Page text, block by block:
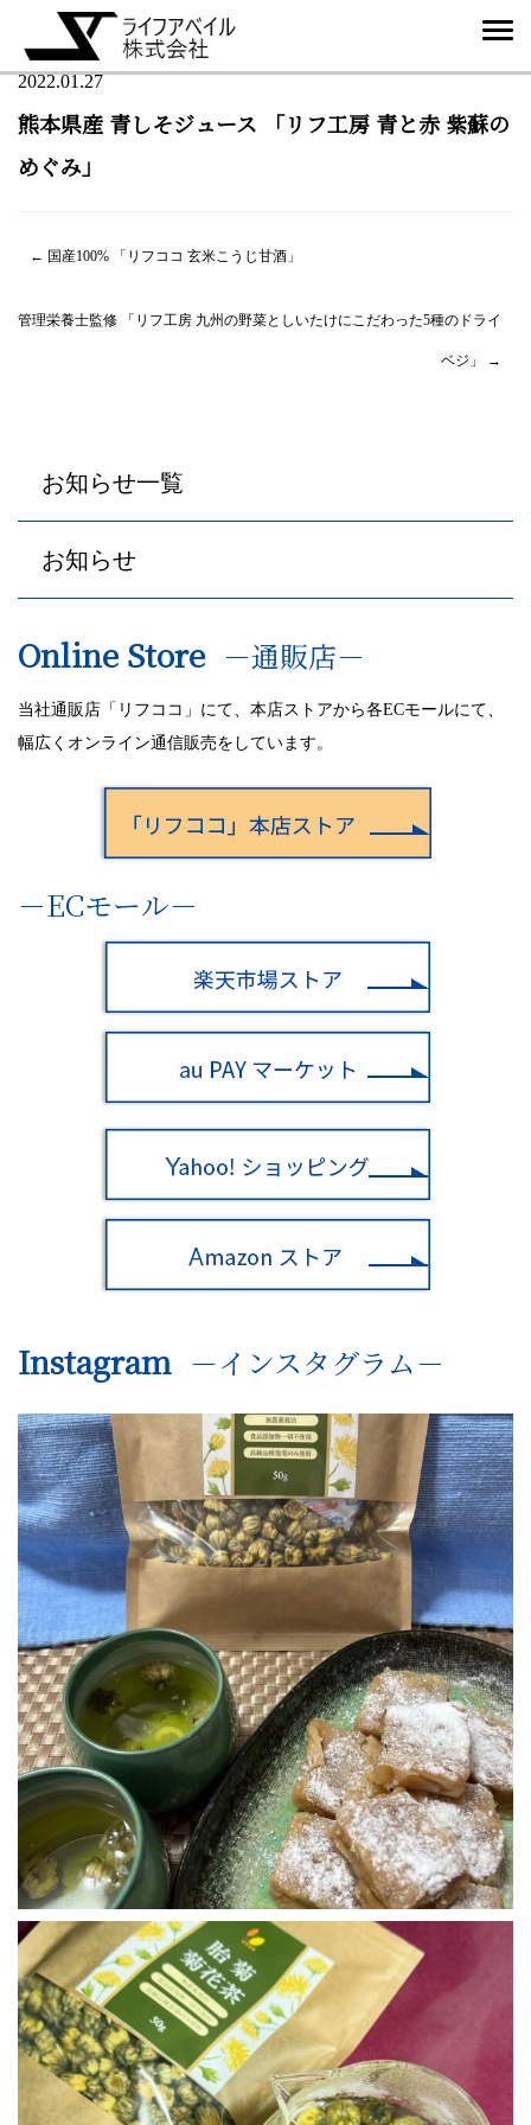
リフ工房
2022.01.27
熊本県産 青しそジュース 「リフ工房 青と赤 紫蘇の
めぐみ」
投← 国産100% 「リフココ 玄米こうじ甘酒」
管理栄養士監修 「リフ工房 九州の野菜としいたけにこだわった5種のドライ
ベジ」 →
お知らせ一覧
お知らせ
Online Store －通販店－
当社通販店「リフココ」にて、本店ストアから各ECモールにて、
幅広くオンライン通信販売をしています。
－ECモール－
Instagram －インスタグラム－